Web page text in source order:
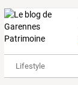
Lifestyle